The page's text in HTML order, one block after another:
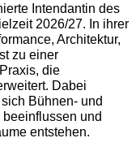
Intendantin des
2026/27. In ihrer
Architektur,
zu einer
die
Dabei
Bühnen- und
und
entstehen.